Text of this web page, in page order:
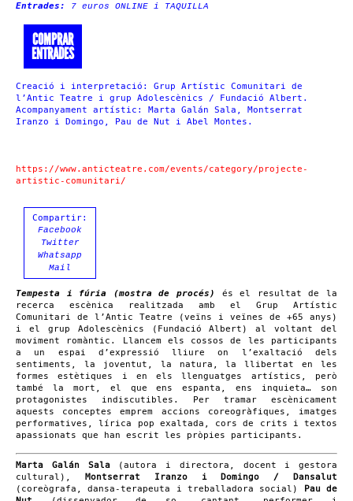
Entrades: 7 euros ONLINE i TAQUILLA
COMPRAR
ENTRADES
Creació i interpretació: Grup Artístic Comunitari de
l’Antic Teatre i grup Adolescènics / Fundació Albert.
Acompanyament artístic: Marta Galán Sala, Montserrat
Iranzo i Domingo, Pau de Nut i Abel Montes.
https://www.anticteatre.com/events/category/projecte-
artistic-comunitari/
Compartir:
Facebook
Twitter
Whatsapp
Mail
Tempesta i fúria (mostra de procés)
és el resultat de la
recerca escènica realitzada amb el Grup Artístic
Comunitari de l’Antic Teatre (veïns i veïnes de +65 anys)
i el grup Adolescènics (Fundació Albert) al voltant del
moviment romàntic. Llancem els cossos de les participants
a un espai d’expressió lliure on l’exaltació dels
sentiments, la joventut, la natura, la llibertat en les
formes estètiques i en els llenguatges artístics, però
també la mort, el que ens espanta, ens inquieta… son
protagonistes indiscutibles. Per tramar escènicament
aquests conceptes emprem accions coreogràfiques, imatges
performatives, lírica pop exaltada, cors de crits i textos
apassionats que han escrit les pròpies participants.
Marta Galán Sala(autora i directora, docent i gestora
cultural), Montserrat Iranzo i Domingo / Dansalut
(coreògrafa, dansa-terapeuta i treballadora social)
Pau de